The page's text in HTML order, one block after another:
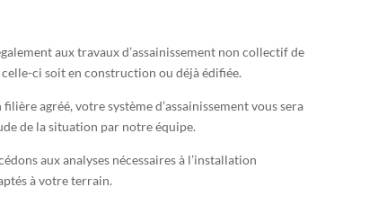
aux travaux d’assainissement non collectif de
ci soit en construction ou déjà édifiée.
agréé, votre système d’assainissement vous sera
de la situation par notre équipe.
aux analyses nécessaires à l’installation
à votre terrain.